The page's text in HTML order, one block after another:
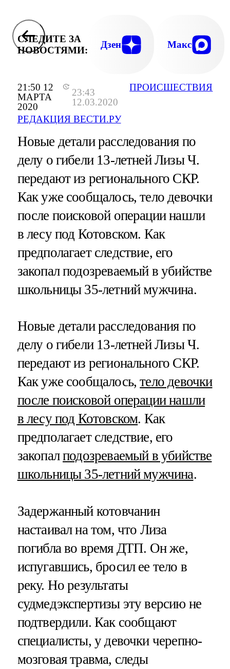
21:50 12
МАРТА
2020
23:43
12.03.2020
РЕДАКЦИЯ ВЕСТИ.РУ
ПРОИСШЕСТВИЯ
СЛЕДИТЕ ЗА
НОВОСТЯМИ:
Дзен Макс
Новые детали расследования по
делу о гибели 13-летней Лизы Ч.
передают из регионального СКР.
Как уже сообщалось, тело девочки
после поисковой операции нашли
в лесу под Котовском. Как
предполагает следствие, его
закопал подозреваемый в убийстве
школьницы 35-летний мужчина.
Новые детали расследования по
делу о гибели 13-летней Лизы Ч.
передают из регионального СКР.
Как уже сообщалось,тело девочки
после поисковой операции нашли
в лесу под Котовском. Как
предполагает следствие, его
закопалподозреваемый в убийстве
школьницы 35-летний мужчина.
Задержанный котовчанин
настаивал на том, что Лиза
погибла во время ДТП. Он же,
испугавшись, бросил ее тело в
реку. Но результаты
судмедэкспертизы эту версию не
подтвердили. Как сообщают
специалисты, у девочки черепно-
мозговая травма, следы